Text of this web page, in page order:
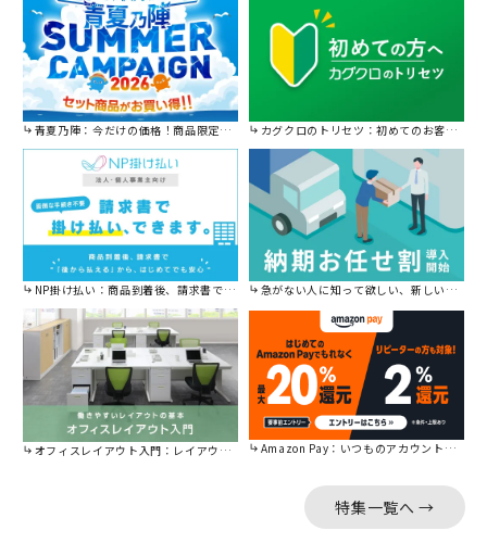
青夏乃陣：今だけの価格！商品限定セール開催中です。 カグクロのトリセツ：初めてのお客様はこちら。
NP掛け払い：商品到着後、請求書で後から払えます。 急がない人に知って欲しい、新しい割引を始めました。
オフィスレイアウト入門：レイアウトの基本をご紹介。 Amazon Pay：いつものアカウントで簡単に決済可能。
特集一覧へ →